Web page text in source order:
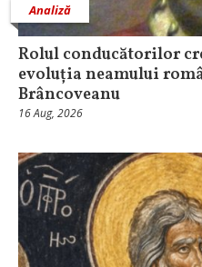
Analiză
Rolul conducătorilor
evoluția neamului
Brâncoveanu
16 Aug, 2026